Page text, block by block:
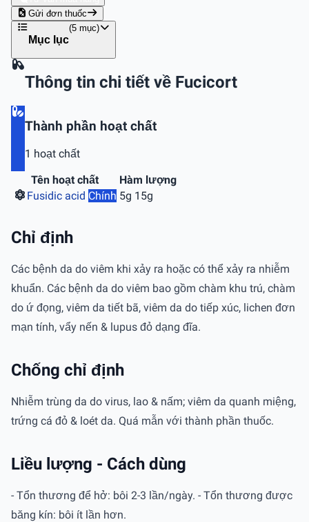
Gửi đơn thuốc
Mục lục
(5 mục)
Thông tin chi tiết về Fucicort
Thành phần hoạt chất
1 hoạt chất
Tên hoạt chất
Hàm lượng
Fusidic acid Chính 5g 15g
Chỉ định
Các bệnh da do viêm khi xảy ra hoặc có thể xảy ra nhiễm
khuẩn. Các bệnh da do viêm bao gồm chàm khu trú, chàm
do ứ đọng, viêm da tiết bã, viêm da do tiếp xúc, lichen đơn
mạn tính, vẩy nến & lupus đỏ dạng đĩa.
Chống chỉ định
Nhiễm trùng da do virus, lao & nấm; viêm da quanh miệng,
trứng cá đỏ & loét da. Quá mẫn với thành phần thuốc.
Liều lượng - Cách dùng
- Tổn thương để hở: bôi 2-3 lần/ngày. - Tổn thương được
băng kín: bôi ít lần hơn.